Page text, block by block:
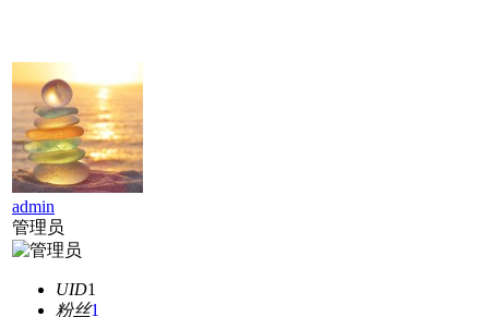
admin
管理员
UID1
粉丝1